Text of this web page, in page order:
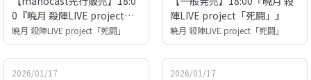
0『暁月 殺陣LIVE project
「死闘」』
暁月 殺陣LIVE project「死闘」
陣LIVE project「死闘」』
暁月 殺陣LIVE project「死闘」
2026/01/17 2026/01/17